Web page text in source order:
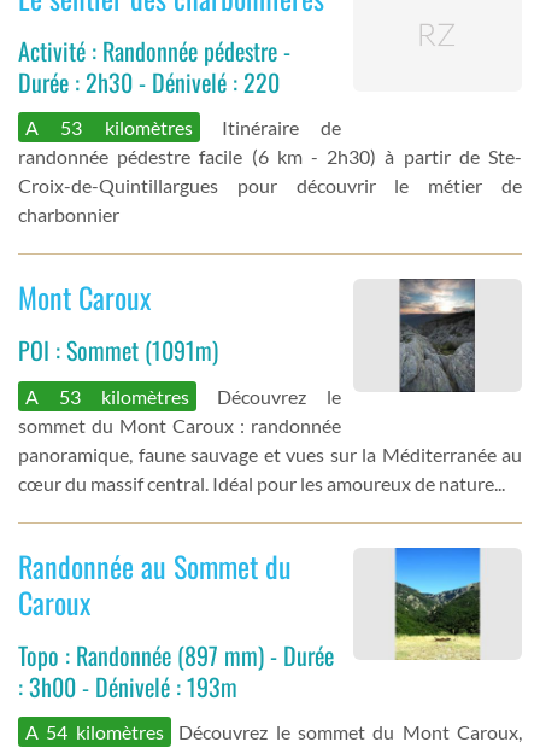
Activité : Randonnée pédestre -
Durée : 2h30 - Dénivelé : 220
A 53 kilomètres
Itinéraire de
randonnée pédestre facile (6 km - 2h30) à partir de Ste-
Croix-de-Quintillargues pour découvrir le métier de
charbonnier
Mont Caroux
POI : Sommet (1091m)
A 53 kilomètres
Découvrez le
sommet du Mont Caroux : randonnée
panoramique, faune sauvage et vues sur la Méditerranée au
cœur du massif central. Idéal pour les amoureux de nature...
Randonnée au Sommet du
Caroux
Topo : Randonnée (897 mm) - Durée
: 3h00 - Dénivelé : 193m
A 54 kilomètres
Découvrez le sommet du Mont Caroux,